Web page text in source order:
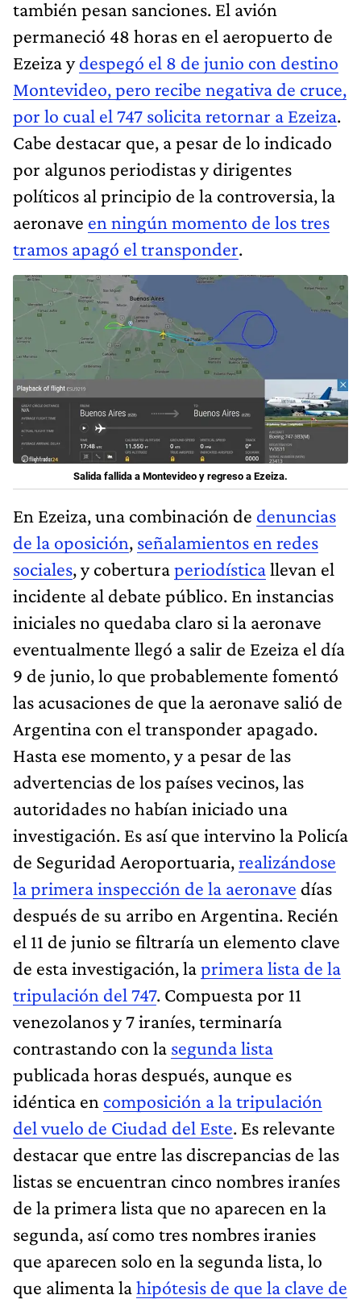
también pesan sanciones. El avión
permaneció 48 horas en el aeropuerto de
Ezeiza ydespegó el 8 de junio con destino
Montevideo, pero recibe negativa de cruce,
por lo cual el 747 solicita retornar a Ezeiza.
Cabe destacar que, a pesar de lo indicado
por algunos periodistas y dirigentes
políticos al principio de la controversia, la
aeronave en ningún momento de los tres
tramos apagó el transponder.
Salida fallida a Montevideo y regreso a Ezeiza.
En Ezeiza, una combinación de denuncias
de la oposición, señalamientos en redes
sociales, y coberturaperiodísticallevan el
incidente al debate público. En instancias
iniciales no quedaba claro si la aeronave
eventualmente llegó a salir de Ezeiza el día
9 de junio, lo que probablemente fomentó
las acusaciones de que la aeronave salió de
Argentina con el transponder apagado.
Hasta ese momento, y a pesar de las
advertencias de los países vecinos, las
autoridades no habían iniciado una
investigación. Es así que intervino la Policía
de Seguridad Aeroportuaria,realizándose
la primera inspección de la aeronave días
después de su arribo en Argentina. Recién
el 11 de junio se filtraría un elemento clave
de esta investigación, laprimera lista de la
tripulación del 747. Compuesta por 11
venezolanos y 7 iraníes, terminaría
contrastando con la segunda lista
publicada horas después, aunque es
idéntica en composición a la tripulación
del vuelo de Ciudad del Este. Es relevante
destacar que entre las discrepancias de las
listas se encuentran cinco nombres iraníes
de la primera lista que no aparecen en la
segunda, así como tres nombres iranies
que aparecen solo en la segunda lista, lo
que alimenta lahipótesis de que la clave de